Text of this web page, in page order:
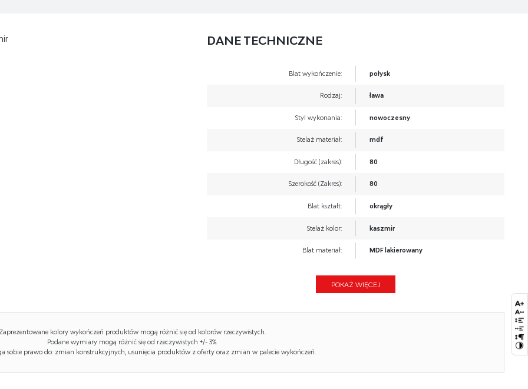
DANE TECHNICZNE
Blat wykończenie: połysk
Rodzaj: ława
Styl wykonania: nowoczesny
Stelaż materiał: mdf
Długość (zakres): 80
Szerokość (Zakres): 80
Blat kształt: okrągły
Stelaż kolor: kaszmir
Blat materiał: MDF lakierowany
Blat kolor: kaszmir
POKAŻ WIĘCEJ
Zaprezentowane kolory wykończeń produktów mogą różnić się od kolorów rzeczywistych.
Podane wymiary mogą różnić się od rzeczywistych +/- 3%.
sobie prawo do: zmian konstrukcyjnych, usunięcia produktów z oferty oraz zmian w palecie wykończeń.